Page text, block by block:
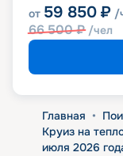
от 59 850 ₽ /
66 500₽ /чел
Главная •
Круиз на
июля 2026